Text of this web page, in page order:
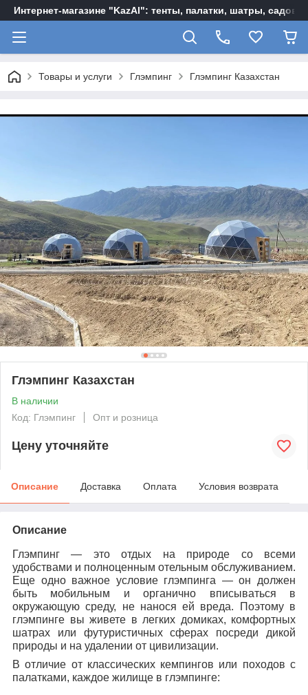
Интернет-магазине "KazAl": тенты, палатки, шатры,
Товары и услуги Глэмпинг Глэмпинг Казахстан
Глэмпинг Казахстан
В наличии
Код: Глэмпинг
Опт и розница
Цену уточняйте
Описание Доставка Оплата Условия возврата
Описание
Глэмпинг — это отдых на природе со всеми
удобствами и полноценным отельным обслуживанием.
Еще одно важное условие глэмпинга — он должен
быть мобильным и органично вписываться в
окружающую среду, не нанося ей вреда. Поэтому в
глэмпинге вы живете в легких домиках, комфортных
шатрах или футуристичных сферах посреди дикой
природы и на удалении от цивилизации.
В отличие от классических кемпингов или походов с
палатками, каждое жилище в глэмпинге: